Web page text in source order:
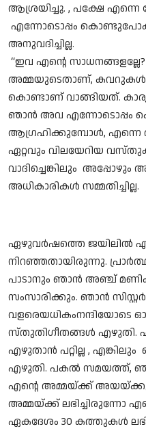
ആശ്രയിച്ചു. , പക്ഷേ എന്നെ
എന്നോടൊപ്പം
അനുവദിച്ചില്ല.
“ഇവ എൻ്റെ
അമ്മയുടെതാണ്, കവറുകൾ
കൊണ്ടാണ് വാങ്ങിയത്.
ഞാൻ അവ എന്നോടൊപ്പം
ആഗ്രഹിക്കുമ്പോൾ, എന്നെ
ഏറ്റവും വിലയേറിയ
വാദിച്ചെങ്കിലും
അധികാരികൾ സമ്മതിച്ചില്ല.
ഏഴുവർഷത്തെ ജയിലിൽ
നിറഞ്ഞതായിരുന്നു.
പാടാനും ഞാൻ അഞ്ച്
സംസാരിക്കും. ഞാൻ
വളരെയധികംനന്ദിയോടെ
സ്തുതിഗീതങ്ങൾ എഴുതി.
എഴുതാൻ പറ്റില്ല ,
എഴുതി. പകൽ സമയത്ത്,
എൻ്റെ അമ്മയ്ക്ക്
അമ്മയ്ക്ക് ലഭിച്ചിരുന്നോ
ഏകദേശം 30 കത്തുകൾ